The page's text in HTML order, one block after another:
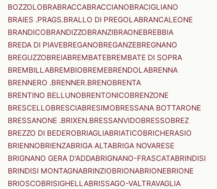
BOZZOLOBRABRACCABRACCIANOBRACIGLIANO
BRAIES .PRAGS.BRALLO DI PREGOLABRANCALEONE
BRANDICOBRANDIZZOBRANZIBRAONEBREBBIA
BREDA DI PIAVEBREGANOBREGANZEBREGNANO
BREGUZZOBREIABREMBATEBREMBATE DI SOPRA
BREMBILLABREMBIOBREMEBRENDOLABRENNA
BRENNERO .BRENNER.BRENOBRENTA
BRENTINO BELLUNOBRENTONICOBRENZONE
BRESCELLOBRESCIABRESIMOBRESSANA BOTTARONE
BRESSANONE .BRIXEN.BRESSANVIDOBRESSOBREZ
BREZZO DI BEDEROBRIAGLIABRIATICOBRICHERASIO
BRIENNOBRIENZABRIGA ALTABRIGA NOVARESE
BRIGNANO GERA D'ADDABRIGNANO-FRASCATABRINDISI
BRINDISI MONTAGNABRINZIOBRIONABRIONEBRIONE
BRIOSCOBRISIGHELLABRISSAGO-VALTRAVAGLIA